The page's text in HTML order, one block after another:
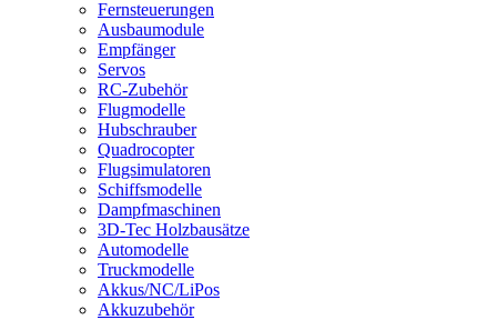
Fernsteuerungen
Ausbaumodule
Empfänger
Servos
RC-Zubehör
Flugmodelle
Hubschrauber
Quadrocopter
Flugsimulatoren
Schiffsmodelle
Dampfmaschinen
3D-Tec Holzbausätze
Automodelle
Truckmodelle
Akkus/NC/LiPos
Akkuzubehör